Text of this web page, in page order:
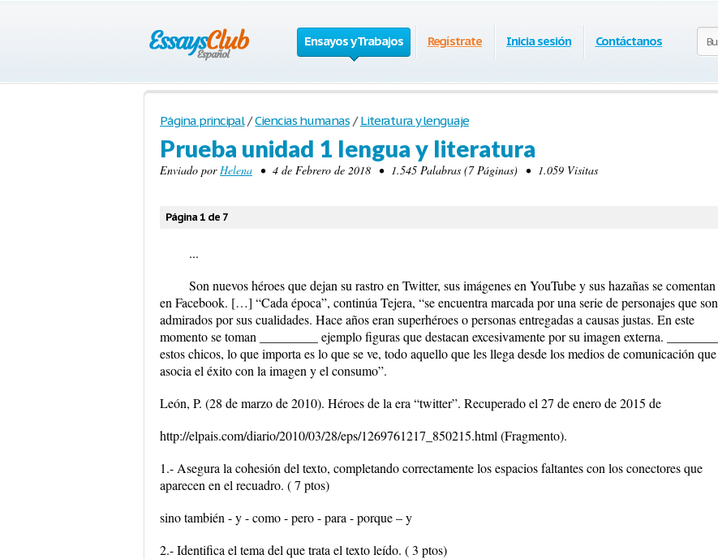
Ensayos y Trabajos Regístrate Inicia sesión Contáctanos
Página principal / Ciencias humanas / Literatura y lenguaje
Prueba unidad 1 lengua y literatura
Enviado porHelena • 4 de Febrero de 2018 • 1.545 Palabras (7 Páginas) • 1.059 Visitas
Página 1 de 7
...
Son nuevos héroes que dejan su rastro en Twitter, sus imágenes en YouTube y sus hazañas se comentan
en Facebook. […] “Cada época”, continúa Tejera, “se encuentra marcada por una serie de personajes que son
admirados por sus cualidades. Hace años eran superhéroes o personas entregadas a causas justas. En este
momento se toman _________ ejemplo figuras que destacan excesivamente por su imagen externa. _________
estos chicos, lo que importa es lo que se ve, todo aquello que les llega desde los medios de comunicación que
asocia el éxito con la imagen y el consumo”.
León, P. (28 de marzo de 2010). Héroes de la era “twitter”. Recuperado el 27 de enero de 2015 de
http://elpais.com/diario/2010/03/28/eps/1269761217_850215.html (Fragmento).
1.- Asegura la cohesión del texto, completando correctamente los espacios faltantes con los conectores que
aparecen en el recuadro. ( 7 ptos)
sino también - y - como - pero - para - porque – y
2.- Identifica el tema del que trata el texto leído. ( 3 ptos)